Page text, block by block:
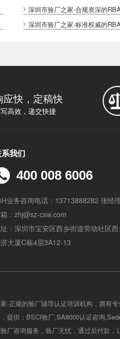
深圳市验厂之家-合规资深的
深圳市验厂之家-标准权威的
应快，定稿快
高效，递交快捷
我们
400 008 6006
业务咨询电话：13713888282 张经
：zhj@sz-csw.com
：深圳市宝安区西乡街道劳动社区
大厦C栋4层3A12-13
-正规的验厂辅导认证培训机构，拥有
提供：BSCI验厂,SA8000认证咨询
厂咨询服务，验厂无忧，通过后付款，